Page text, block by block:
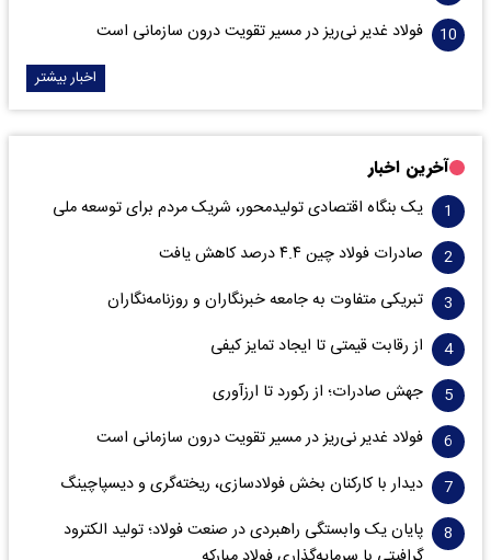
فولاد غدیر نی‌ریز در مسیر تقویت درون سازمانی است
اخبار بیشتر
آخرین اخبار
یک بنگاه اقتصادی تولیدمحور، شریک مردم برای توسعه ملی
صادرات فولاد چین ۴.۴ درصد کاهش یافت
تبریکی متفاوت به جامعه خبرنگاران و روزنامه‌نگاران
از رقابت قیمتی تا ایجاد تمایز کیفی
جهش صادرات؛ از رکورد تا ارزآوری
فولاد غدیر نی‌ریز در مسیر تقویت درون سازمانی است
دیدار با کارکنان بخش فولادسازی، ریخته‌گری و دیسپاچینگ
پایان یک وابستگی راهبردی در صنعت فولاد؛ تولید الکترود